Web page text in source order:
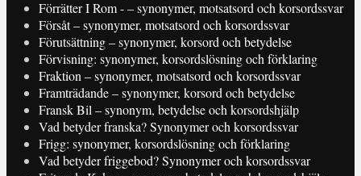
Förrätter I Rom - – synonymer, motsatsord och korsordssvar
Försåt – synonymer, motsatsord och korsordssvar
Förutsättning – synonymer, korsord och betydelse
Förvisning: synonymer, korsordslösning och förklaring
Fraktion – synonymer, motsatsord och korsordssvar
Framträdande – synonymer, korsord och betydelse
Fransk Bil – synonym, betydelse och korsordshjälp
Vad betyder franska? Synonymer och korsordssvar
Frigg: synonymer, korsordslösning och förklaring
Vad betyder friggebod? Synonymer och korsordssvar